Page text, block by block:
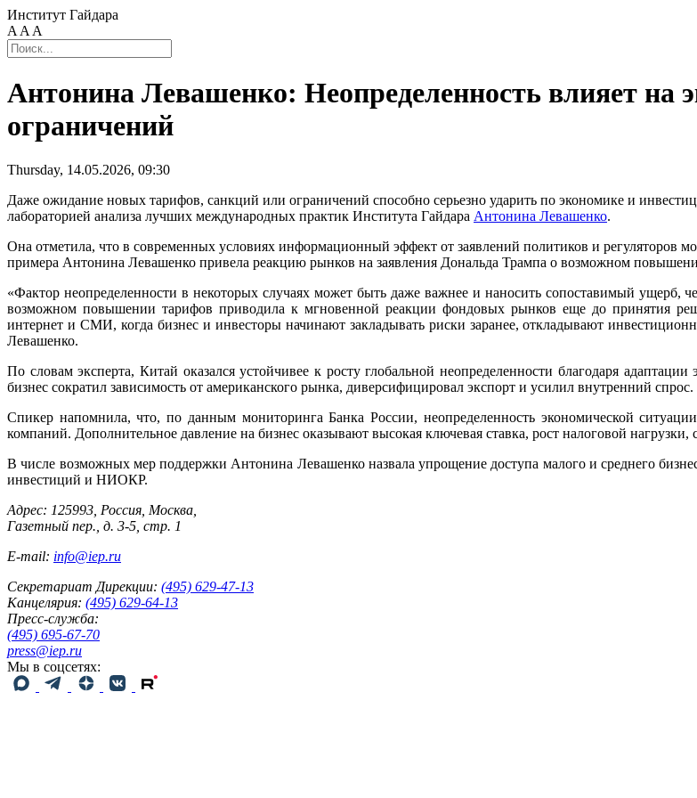
Институт Гайдара
A A A
Антонина Левашенко: Неопределенность влияет на
ограничений
Thursday, 14.05.2026, 09:30
Даже ожидание новых тарифов, санкций или ограничений способно серьезно ударить по экономике и
лабораторией анализа лучших международных практик Института Гайдара Антонина Левашенко.
Она отметила, что в современных условиях информационный эффект от заявлений политиков и регуляторов
примера Антонина Левашенко привела реакцию рынков на заявления Дональда Трампа о возможном
«Фактор неопределенности в некоторых случаях может быть даже важнее и наносить сопоставимый
возможном повышении тарифов приводила к мгновенной реакции фондовых рынков еще до принятия
интернет и СМИ, когда бизнес и инвесторы начинают закладывать риски заранее, откладывают
Левашенко.
По словам эксперта, Китай оказался устойчивее к росту глобальной неопределенности благодаря
бизнес сократил зависимость от американского рынка, диверсифицировал экспорт и усилил внутренний спрос.
Спикер напомнила, что, по данным мониторинга Банка России, неопределенность экономической
компаний. Дополнительное давление на бизнес оказывают высокая ключевая ставка, рост налоговой
В числе возможных мер поддержки Антонина Левашенко назвала упрощение доступа малого и среднего
инвестиций и НИОКР.
Адрес: 125993, Россия, Москва,
Газетный пер., д. 3-5, стр. 1
E-mail: info@iep.ru
Секретариат Дирекции: (495) 629-47-13
Канцелярия: (495) 629-64-13
Пресс-служба:
(495) 695-67-70
press@iep.ru
Мы в соцсетях: